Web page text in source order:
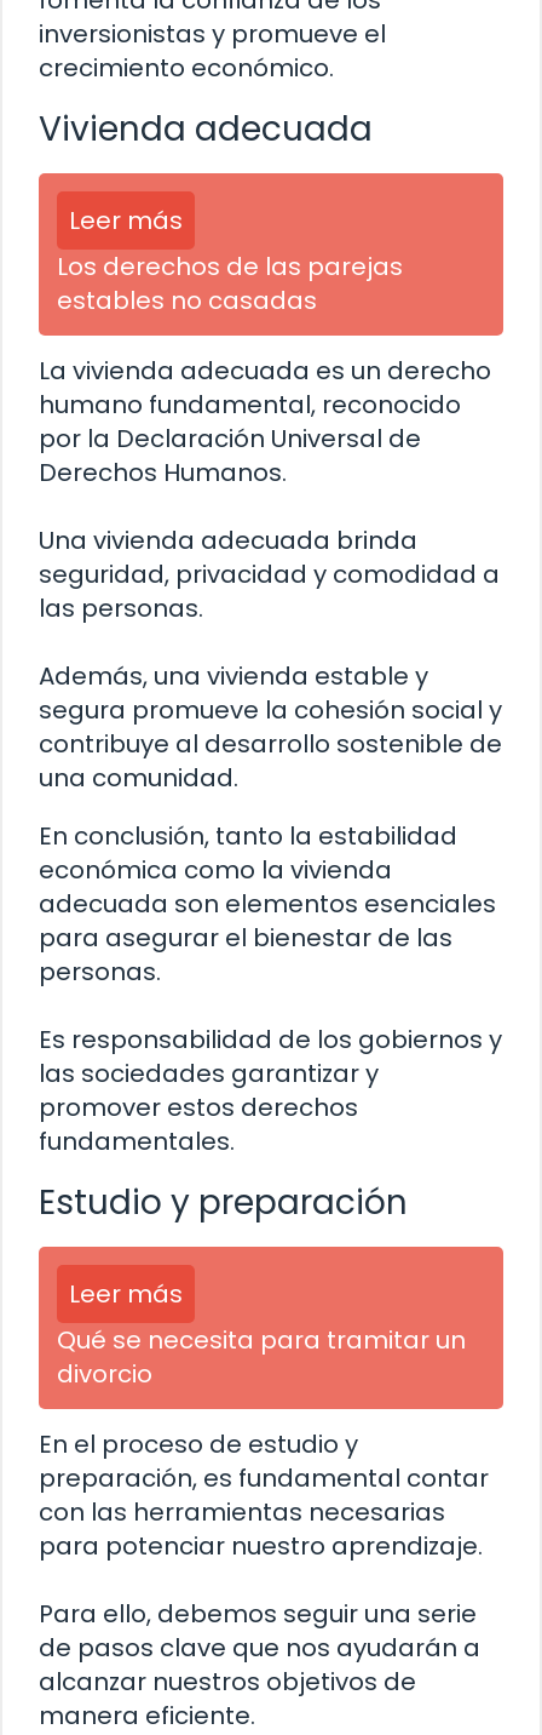
inversionistas y promueve el
crecimiento económico.
Vivienda adecuada
Leer más
Los derechos de las parejas
estables no casadas
La vivienda adecuada es un derecho
humano fundamental, reconocido
por la Declaración Universal de
Derechos Humanos.
Una vivienda adecuada brinda
seguridad, privacidad y comodidad a
las personas.
Además, una vivienda estable y
segura promueve la cohesión social y
contribuye al desarrollo sostenible de
una comunidad.
En conclusión, tanto la estabilidad
económica como la vivienda
adecuada son elementos esenciales
para asegurar el bienestar de las
personas.
Es responsabilidad de los gobiernos y
las sociedades garantizar y
promover estos derechos
fundamentales.
Estudio y preparación
Leer más
Qué se necesita para tramitar un
divorcio
En el proceso de estudio y
preparación, es fundamental contar
con las herramientas necesarias
para potenciar nuestro aprendizaje.
Para ello, debemos seguir una serie
de pasos clave que nos ayudarán a
alcanzar nuestros objetivos de
manera eficiente.